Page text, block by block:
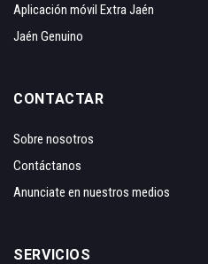
Aplicación móvil Extra Jaén
Jaén Genuino
CONTACTAR
Sobre nosotros
Contáctanos
Anunciate en nuestros medios
SERVICIOS